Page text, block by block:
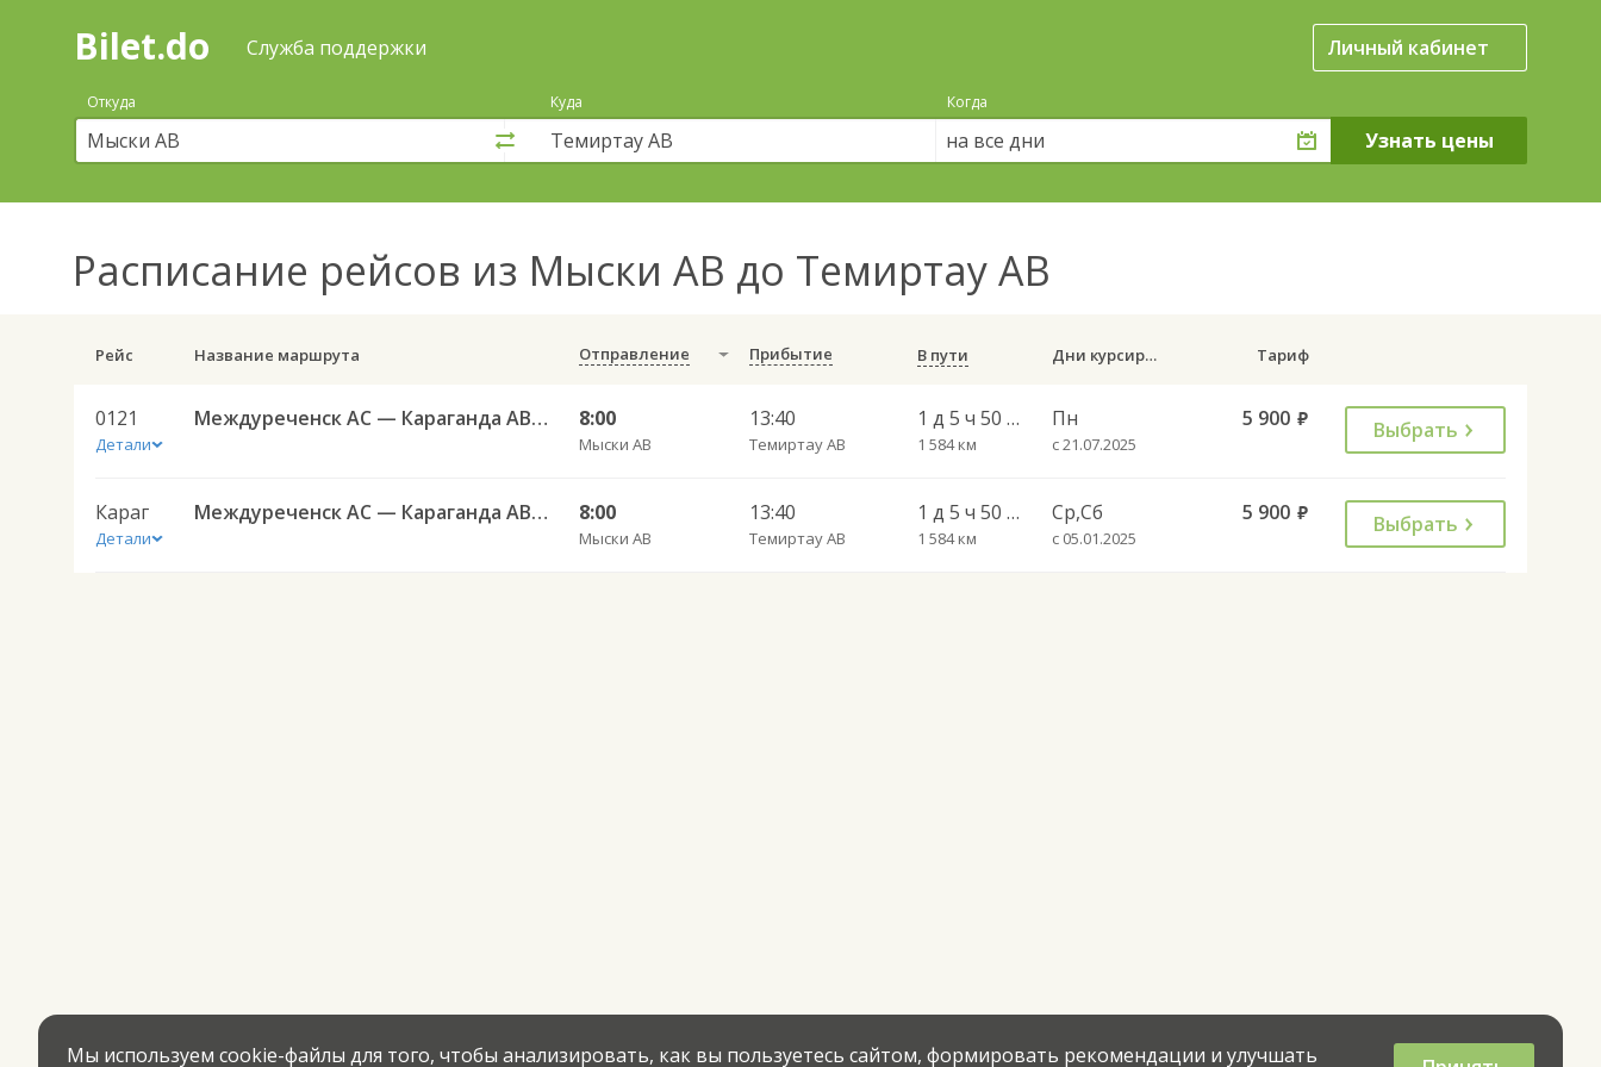
Поиск
покупка
билетов
автобус
онлайн
Bilet.do Служба поддержки Личный кабинет
Откуда Куда Когда
на все дни
Расписание рейсов из Мыски АВ до Темиртау АВ
Рейс Название маршрута Отправление Прибытие В пути Дни курсирования Тариф
0121
Детали
Междуреченск АС — Караганда АВ 0121 8:00
Мыски АВ
13:40
Темиртау АВ
1 д 5 ч 50 мин
1 584 км
Пн
с 21.07.2025
5 900 руб. Выбрать
Караг
Детали
Междуреченск АС — Караганда АВ Караг 8:00
Мыски АВ
13:40
Темиртау АВ
1 д 5 ч 50 мин
1 584 км
Ср,Сб
с 05.01.2025
5 900 руб. Выбрать
Мы используем cookie-файлы для того, чтобы анализировать, как вы пользуетесь сайтом, формировать рекомендации и улучшать